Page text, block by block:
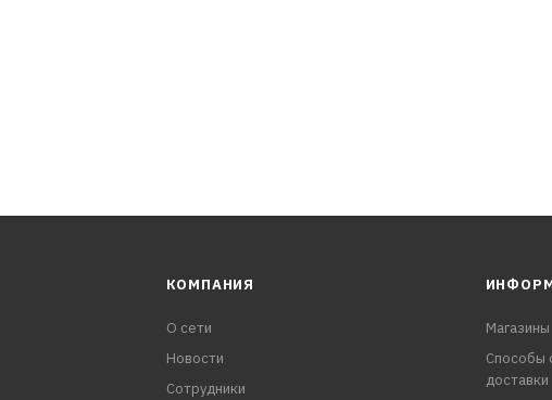
КОМПАНИЯ
О сети
Новости
Сотрудники
Магазины
Способы
доставки